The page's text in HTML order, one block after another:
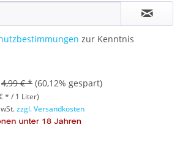
zur Kenntnis
4,99 € * (60,12% gespart)
* / 1 Liter)
zzgl. Versandkosten